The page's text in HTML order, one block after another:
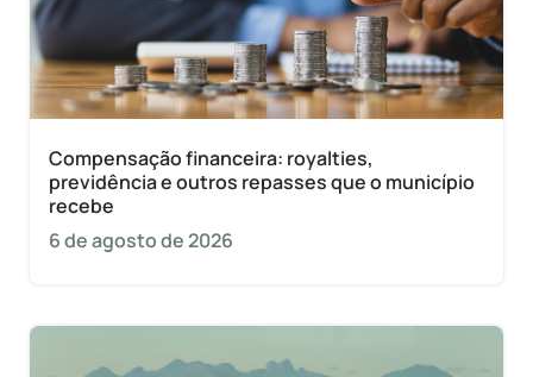
Compensação financeira: royalties,
previdência e outros repasses que o município
recebe
6 de agosto de 2026